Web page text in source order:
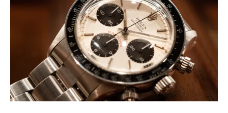
私たちの想い
採用情報